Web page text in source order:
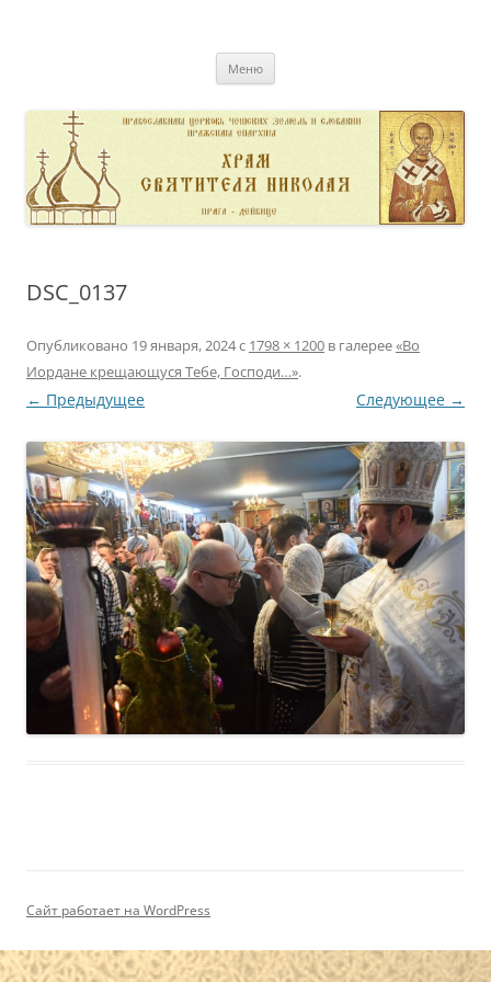
Меню
DSC_0137
Опубликовано 19 января, 2024с 1798 × 1200 в галерее«Во
Иордане крещающуся Тебе, Господи…».
← Предыдущее Следующее →
Сайт работает на WordPress